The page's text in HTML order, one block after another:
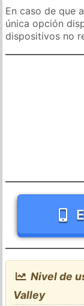
En caso de que
única opción
dispositivos no
Nivel de
Valley